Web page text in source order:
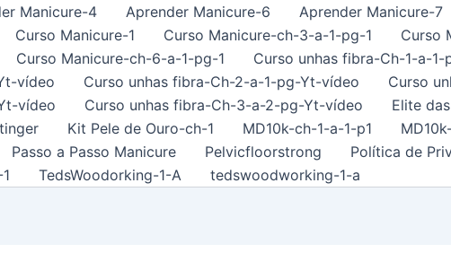
Manicure-4 Aprender Manicure-6 Aprender Manicure-7
Curso Manicure-1 Curso Manicure-ch-3-a-1-pg-1
Curso
Curso Manicure-ch-6-a-1-pg-1
Curso unhas fibra-Ch-1-a-
vídeo
Curso unhas fibra-Ch-2-a-1-pg-Yt-vídeo
Curso
vídeo
Curso unhas fibra-Ch-3-a-2-pg-Yt-vídeo
Elite
Kit Pele de Ouro-ch-1 MD10k-ch-1-a-1-p1
Passo a Passo Manicure Pelvicfloorstrong Política de
TedsWoodorking-1-A tedswoodworking-1-a